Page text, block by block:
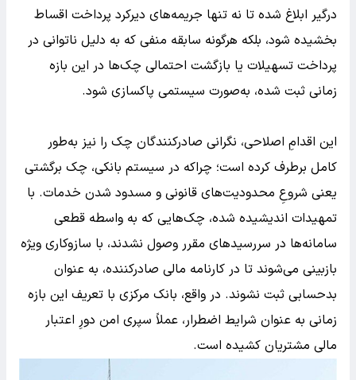
درگیر ابلاغ شده تا نه تنها جریمه‌های دیرکرد پرداخت اقساط
بخشیده شود، بلکه هرگونه سابقه منفی که به دلیل ناتوانی در
پرداخت تسهیلات یا بازگشت احتمالی چک‌ها در این بازه
زمانی ثبت شده، به‌صورت سیستمی پاکسازی شود.
این اقدامِ اصلاحی، نگرانی صادرکنندگان چک را نیز به‌طور
کامل برطرف کرده است؛ چراکه در سیستم بانکی، چک برگشتی
یعنی شروعِ محدودیت‌های قانونی و مسدود شدن خدمات. با
تمهیدات اندیشیده شده، چک‌هایی که به واسطه قطعی
سامانه‌ها در سررسیدهای مقرر وصول نشدند، با سازوکاری ویژه
بازبینی می‌شوند تا در کارنامه مالی صادرکننده، به عنوان
بدحسابی ثبت نشوند. در واقع، بانک مرکزی با تعریف این بازه
زمانی به عنوان شرایط اضطرار، عملاً سپری امن دورِ اعتبار
مالی مشتریان کشیده است.